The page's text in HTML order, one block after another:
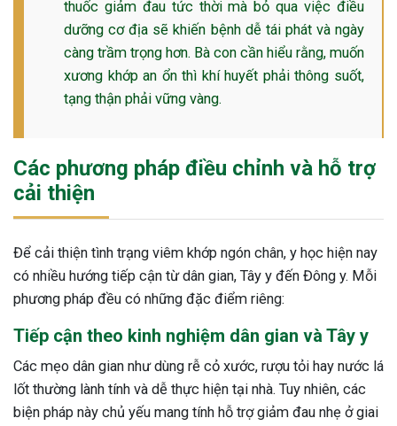
thuốc giảm đau tức thời mà bỏ qua việc điều
dưỡng cơ địa sẽ khiến bệnh dễ tái phát và ngày
càng trầm trọng hơn. Bà con cần hiểu rằng, muốn
xương khớp an ổn thì khí huyết phải thông suốt,
tạng thận phải vững vàng.
Các phương pháp điều chỉnh và hỗ trợ
cải thiện
Để cải thiện tình trạng viêm khớp ngón chân, y học hiện nay
có nhiều hướng tiếp cận từ dân gian, Tây y đến Đông y. Mỗi
phương pháp đều có những đặc điểm riêng:
Tiếp cận theo kinh nghiệm dân gian và Tây y
Các mẹo dân gian như dùng rễ cỏ xước, rượu tỏi hay nước lá
lốt thường lành tính và dễ thực hiện tại nhà. Tuy nhiên, các
biện pháp này chủ yếu mang tính hỗ trợ giảm đau nhẹ ở giai